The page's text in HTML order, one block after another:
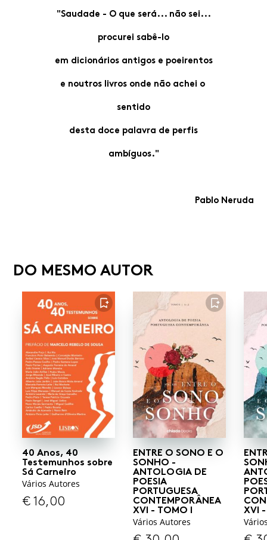
"Saudade - O que será... não sei...
procurei sabê-lo
em dicionários antigos e poeirentos
e noutros livros onde não achei o
sentido
desta doce palavra de perfis
ambíguos."
Pablo Neruda
DO MESMO AUTOR
FAVORITO
40 Anos, 40
Testemunhos sobre
Sá Carneiro
Vários Autores
€16,00
FAVORITO
ENTRE O SONO E O
SONHO -
ANTOLOGIA DE
POESIA
PORTUGUESA
CONTEMPORÂNEA
XVI - TOMO I
Vários Autores
XVI